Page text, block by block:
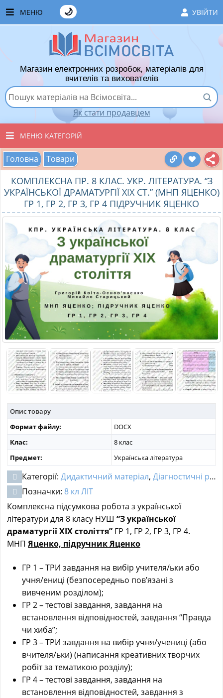
МЕНЮ УВІЙТИ
🌙
ЧАСТІ ЗАПИТАННЯ
ЯК ТУТ КУПУВАТИ
ЯК ТУТ ПРОДАВАТИ
ДОДАТИ РОЗРОБКУ
ВПОДОБАНІ ТОВАРИ
КОШИК
Магазин електронних розробок, матеріалів для
вчителів та вихователів
Як стати продавцем
МЕНЮ КАТЕГОРІЙ
ВСІ ТОВАРИ
ВИХОВАТЕЛЯМ ДНЗ
ПОЧАТКОВІ КЛАСИ
МАТЕРІАЛИ З ПРЕДМЕТІВ
РІЗНІ МАТЕРІАЛИ
НОВИНИ
Головна Товари
КОМПЛЕКСНА ПР. 8 КЛАС. УКР. ЛІТЕРАТУРА. “З
УКРАЇНСЬКОЇ ДРАМАТУРГІЇ ХІХ СТ.” (МНП ЯЦЕНКО)
ГР 1, ГР 2, ГР 3, ГР 4 ПІДРУЧНИК ЯЦЕНКО
Опис товару
Формат файлу:
DOCX
Клас:
8 клас
Предмет:
Українська література
Категорії: Дидактичний матеріал, Діагностичні роботи
Позначки: 8 кл ЛІТ
Комплексна підсумкова робота з української
літератури для 8 класу НУШ “З української
драматургії ХІХ століття” ГР 1, ГР 2, ГР 3, ГР 4.
МНП Яценко, підручник Яценко
ГР 1 – ТРИ завдання на вибір учителя/ьки або
учня/ениці (безпосередньо пов’язані з
вивченим розділом);
ГР 2 – тестові завдання, завдання на
встановлення відповідностей, завдання “Правда
чи хиба”;
ГР 3 – ТРИ завдання на вибір учня/учениці (або
вчителя/ьки) (написання креативних творчих
робіт за тематикою розділу);
ГР 4 – тестові завдання, завдання на
встановлення відповідностей, завдання з